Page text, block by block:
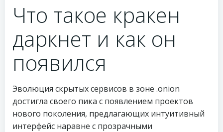
Что такое кракен
даркнет и как он
появился
Эволюция скрытых сервисов в зоне .onion
достигла своего пика с появлением проектов
нового поколения, предлагающих интуитивный
интерфейс наравне с прозрачными